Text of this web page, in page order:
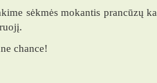
sėkmės mokantis prancūzų
chance!